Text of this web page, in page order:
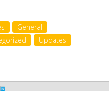
General
Updates